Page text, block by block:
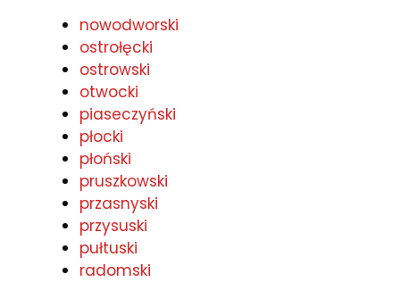
nowodworski
ostrołęcki
ostrowski
otwocki
piaseczyński
płocki
płoński
pruszkowski
przasnyski
przysuski
pułtuski
radomski